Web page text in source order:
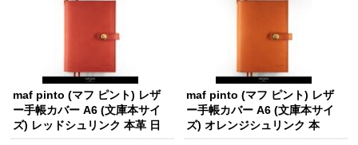
maf pinto (マフ ピント) レザ
ー手帳カバー A6 (文庫本サイ
ズ) レッドシュリンク 本革 日
maf pinto (マフ ピント) レザ
ー手帳カバー A6 (文庫本サイ
ズ) オレンジシュリンク 本